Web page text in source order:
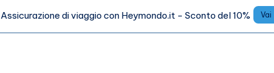
Assicurazione di viaggio con Heymondo.it - Sconto del 10% Vai